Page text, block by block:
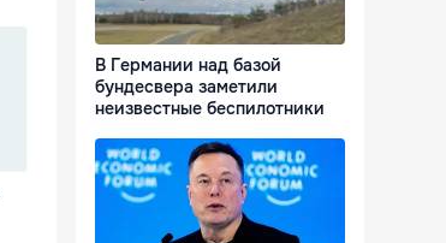
В Германии над базой
бундесвера заметили
неизвестные беспилотники